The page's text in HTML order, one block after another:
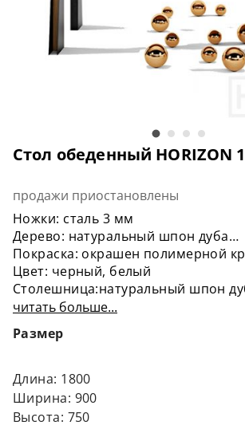
Стол обеденный HORIZON
продажи приостановлены
Ножки: сталь 3 мм
Дерево: натуральный шпон дуба
Покраска: окрашен полимерной
Цвет: черный, белый
Столешница:натуральный шпон
Обработка:маслом
читать больше...
Размер
Длина: 1800
Ширина: 900
Высота: 750